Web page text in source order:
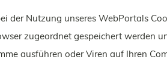
Nutzung unseres WebPortals
zugeordnet gespeichert werden
ausführen oder Viren auf Ihren